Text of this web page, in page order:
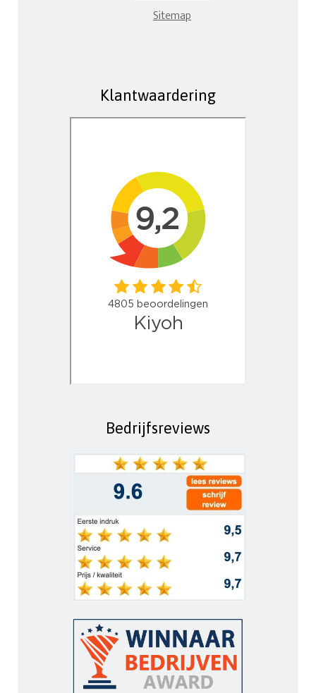
Sitemap
Klantwaardering
Bedrijfsreviews